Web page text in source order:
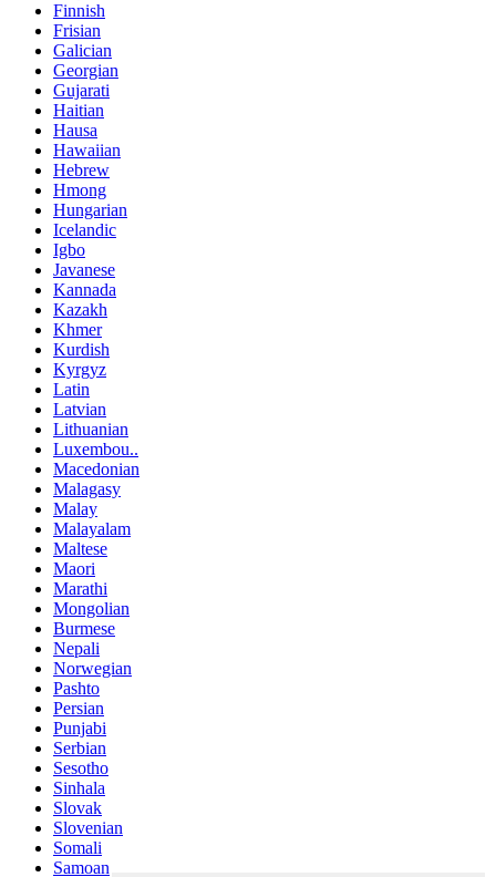
Finnish
Frisian
Galician
Georgian
Gujarati
Haitian
Hausa
Hawaiian
Hebrew
Hmong
Hungarian
Icelandic
Igbo
Javanese
Kannada
Kazakh
Khmer
Kurdish
Kyrgyz
Latin
Latvian
Lithuanian
Luxembou..
Macedonian
Malagasy
Malay
Malayalam
Maltese
Maori
Marathi
Mongolian
Burmese
Nepali
Norwegian
Pashto
Persian
Punjabi
Serbian
Sesotho
Sinhala
Slovak
Slovenian
Somali
Samoan